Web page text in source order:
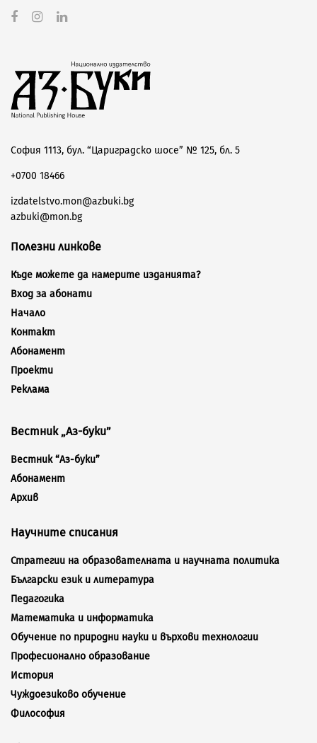
София 1113, бул. “Цариградско шосе” № 125, бл. 5
+0700 18466
izdatelstvo.mon@azbuki.bg
azbuki@mon.bg
Полезни линкове
Къде можете да намерите изданията?
Вход за абонати
Начало
Контакт
Абонамент
Проекти
Реклама
Вестник „Аз-буки”
Вестник “Аз-буки”
Абонамент
Архив
Научните списания
Стратегии на образователната и научната политика
Български език и литература
Педагогика
Математика и информатика
Обучение по природни науки и върхови технологии
Професионално образование
История
Чуждоезиково обучение
Философия